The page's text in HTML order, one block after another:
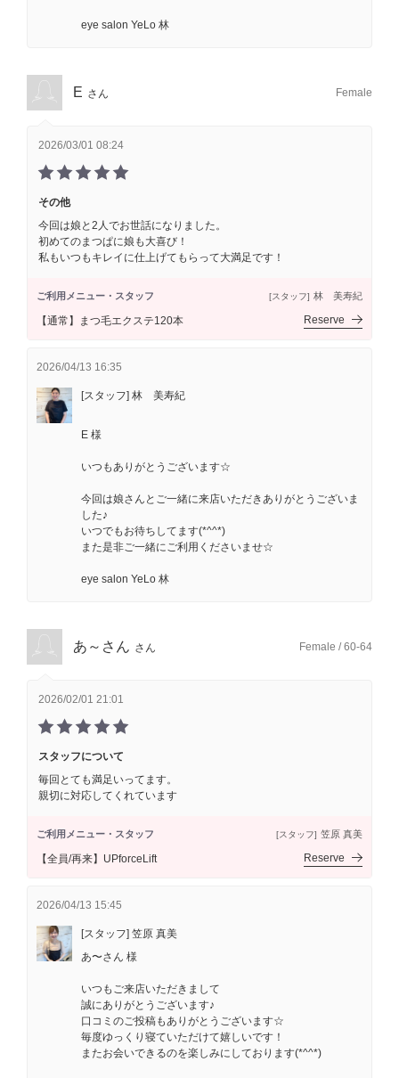
eye salon YeLo 林
E さん Female
2026/03/01 08:24
その他
今回は娘と2人でお世話になりました。
初めてのまつぱに娘も大喜び！
私もいつもキレイに仕上げてもらって大満足です！
ご利用メニュー・スタッフ [スタッフ] 林 美寿紀
【通常】まつ毛エクステ120本 Reserve
2026/04/13 16:35
[スタッフ] 林 美寿紀
E 様
いつもありがとうございます☆
今回は娘さんとご一緒に来店いただきありがとうございま
した♪
いつでもお待ちしてます(*^^*)
また是非ご一緒にご利用くださいませ☆
eye salon YeLo 林
あ～さん さん Female / 60-64
2026/02/01 21:01
スタッフについて
毎回とても満足いってます。
親切に対応してくれています
ご利用メニュー・スタッフ [スタッフ] 笠原 真美
【全員/再来】UPforceLift Reserve
2026/04/13 15:45
[スタッフ] 笠原 真美
あ〜さん 様
いつもご来店いただきまして
誠にありがとうございます♪
口コミのご投稿もありがとうございます☆
毎度ゆっくり寝ていただけて嬉しいです！
またお会いできるのを楽しみにしております(*^^*)